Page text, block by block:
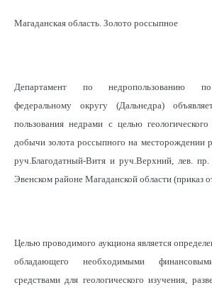
Магаданская область. Золото россыпное
Департамент по недропользованию по
федеральному округу (Дальнедра)
пользования недрами с целью
добычи золота россыпного на месторождении
руч.Благодатный-Витя и руч.Верхний, лев.
Эвенском районе Магаданской области (приказ
Целью проводимого аукциона является
обладающего необходимыми
средствами для геологического изучения,